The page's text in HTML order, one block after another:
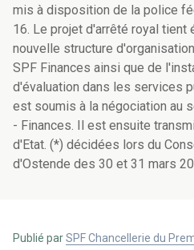
mis à disposition de la police
16. Le projet d'arrêté royal tient
nouvelle structure
SPF Finances ainsi que de
d'évaluation dans les services
est soumis à la négociation au
- Finances. Il est ensuite
d'Etat. (*) décidées lors du
d'Ostende des 30 et 31 mars
Publié parSPF Chancellerie du